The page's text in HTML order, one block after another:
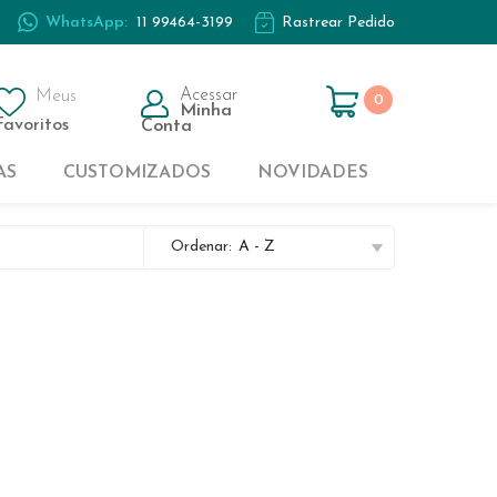
WhatsApp: 11 99464-3199 Rastrear Pedido
Meus
Acessar
Minha
Conta
0
CUSTOMIZADOS NOVIDADES
Ordenar: A - Z